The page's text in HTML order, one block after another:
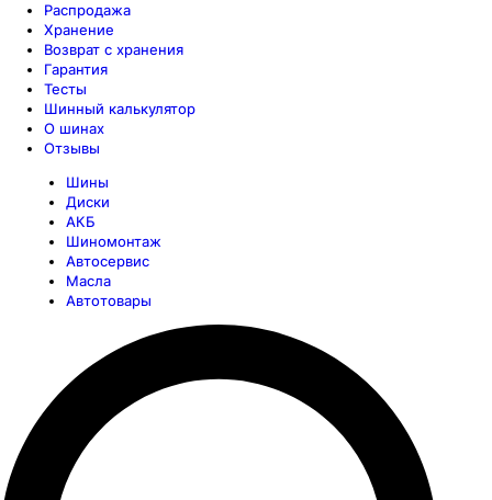
Распродажа
Хранение
Возврат с хранения
Гарантия
Тесты
Шинный калькулятор
О шинах
Отзывы
Шины
Диски
АКБ
Шиномонтаж
Автосервис
Масла
Автотовары